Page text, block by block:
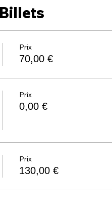
Billets
Prix
70,00 €
Prix
0,00 €
Prix
130,00 €